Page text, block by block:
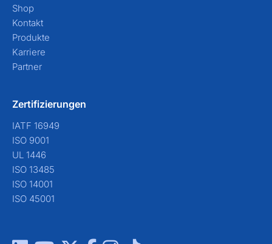
Shop
Kontakt
Produkte
Karriere
Partner
Zertifizierungen
IATF 16949
ISO 9001
UL 1446
ISO 13485
ISO 14001
ISO 45001